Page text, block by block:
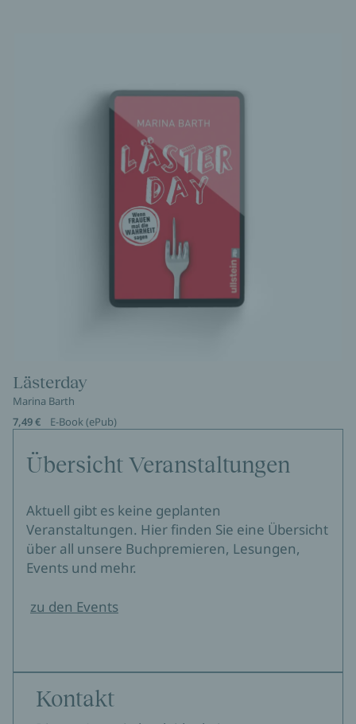
Lästerday
Marina Barth
7,49 €
E-Book (ePub)
Übersicht Veranstaltungen
Aktuell gibt es keine geplanten
Veranstaltungen. Hier finden Sie eine Übersicht
über all unsere Buchpremieren, Lesungen,
Events und mehr.
zu den Events
Kontakt